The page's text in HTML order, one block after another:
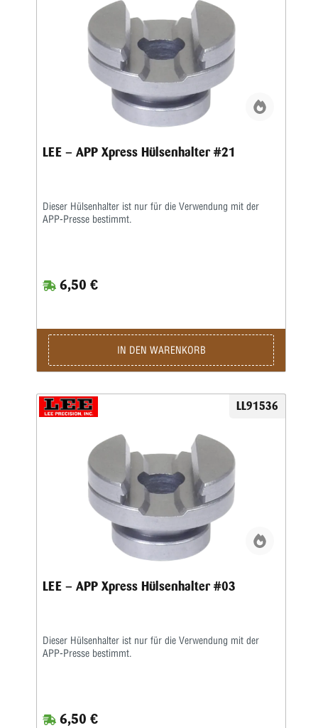
LEE – APP Xpress Hülsenhalter #21
Dieser Hülsenhalter ist nur für die Verwendung mit der
APP-Presse bestimmt.
6,50 €
IN DEN WARENKORB
LL91536
LEE – APP Xpress Hülsenhalter #03
Dieser Hülsenhalter ist nur für die Verwendung mit der
APP-Presse bestimmt.
6,50 €